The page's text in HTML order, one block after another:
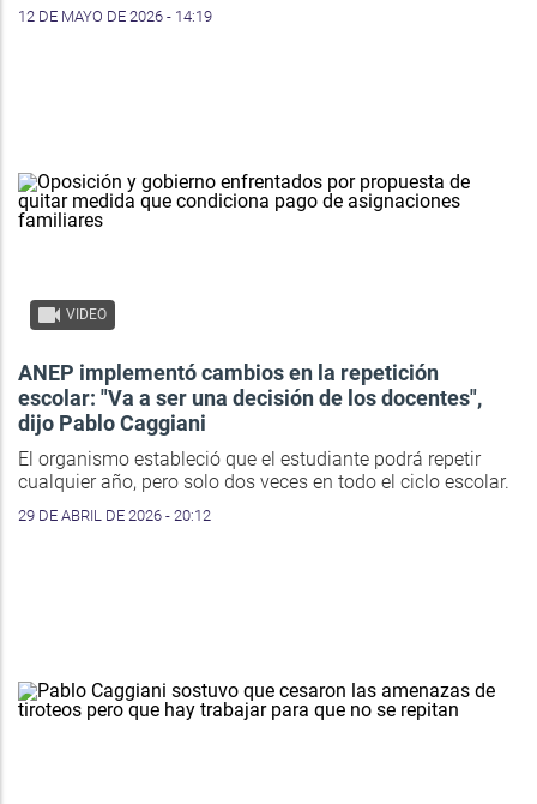
12 DE MAYO DE 2026 - 14:19
VIDEO
ANEP implementó cambios en la repetición
escolar: "Va a ser una decisión de los docentes",
dijo Pablo Caggiani
El organismo estableció que el estudiante podrá repetir
cualquier año, pero solo dos veces en todo el ciclo escolar.
29 DE ABRIL DE 2026 - 20:12